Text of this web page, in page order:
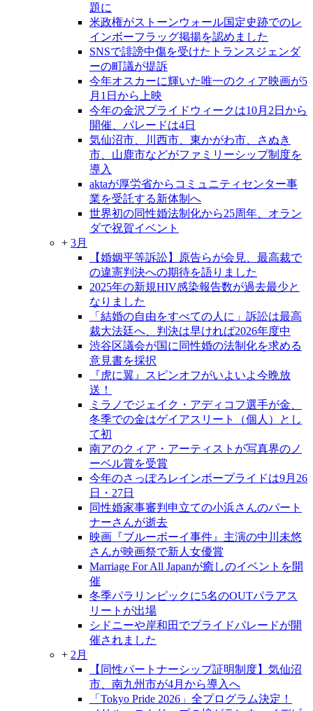
題に
米政権がストーンウォール国定史跡でのレ
インボーフラッグ掲揚を認めました
SNSで誹謗中傷を受けたトランスジェンダ
ーの町議が提訴
今年オスカーに輝いた唯一のクィア映画が5
月1日から上映
今年の金沢プライドウィークは10月2日から
開催、パレードは4日
気仙沼市、川西市、東かがわ市、さぬき
市、山鹿市などがファミリーシップ制度を
導入
aktaが厚労省からコミュニティセンター事
業を受託する新体制へ
世界初の同性婚法制化から25周年、オラン
ダで祝賀イベント
+ 3月
【婚姻平等訴訟】原告らが会見、最高裁で
の違憲判決への期待を語りました
2025年の新規HIV感染報告数が過去最少と
なりました
「結婚の自由をすべての人に」訴訟は最高
裁大法廷へ、判決は早ければ2026年度中
渋谷区議会が国に同性婚の法制化を求める
意見書を採択
『虎に翼』スピンオフがいよいよ今晩放
送！
ミラノでジェイク・アディコフ選手が金、
冬季での金はゲイアスリート（個人）とし
て初
南アのクィア・アーティストが写真界のノ
ーベル賞を受賞
今年のさっぽろレインボープライドは9月26
日・27日
同性婚家事審判申立ての小浜さんのパート
ナーさんが逝去
映画『ブルーボーイ事件』主演の中川未悠
さんが映画祭で新人女優賞
Marriage For All Japanが癒しのイベントを開
催
冬季パラリンピックに5名のOUTパラアス
リートが出場
シドニーや岸和田でプライドパレードが開
催されました
+ 2月
【同性パートナーシップ証明制度】気仙沼
市、南九州市が4月から導入へ
「Tokyo Pride 2026」全プログラム決定！